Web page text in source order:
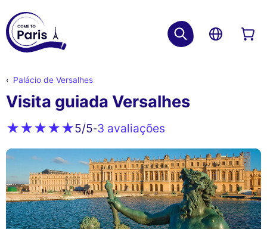
Palácio de Versalhes
Visita guiada Versalhes
5/5-3 avaliações